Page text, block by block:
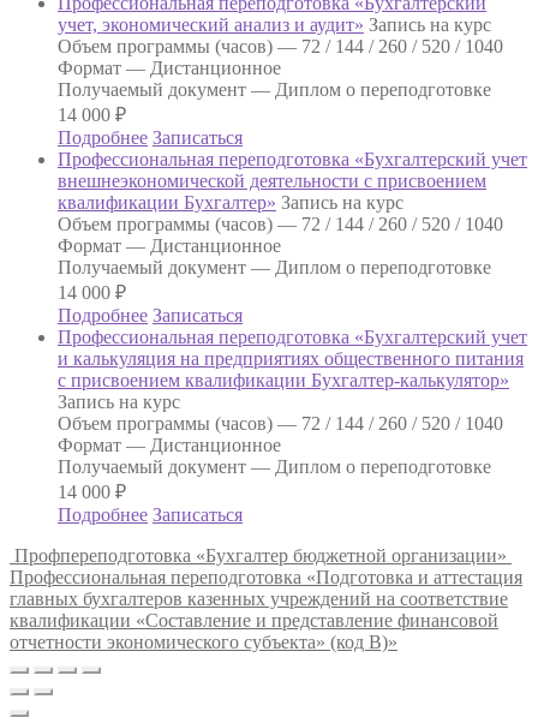
учет, экономический анализ и аудит» Запись на курс
Объем программы (часов) — 72 / 144 / 260 / 520 / 1040
Формат — Дистанционное
Получаемый документ — Диплом о переподготовке
14 000 ₽
Подробнее Записаться
Профессиональная переподготовка «Бухгалтерский учет
внешнеэкономической деятельности с присвоением
квалификации Бухгалтер» Запись на курс
Объем программы (часов) — 72 / 144 / 260 / 520 / 1040
Формат — Дистанционное
Получаемый документ — Диплом о переподготовке
14 000 ₽
Подробнее Записаться
Профессиональная переподготовка «Бухгалтерский учет
и калькуляция на предприятиях общественного питания
с присвоением квалификации Бухгалтер-калькулятор»
Запись на курс
Объем программы (часов) — 72 / 144 / 260 / 520 / 1040
Формат — Дистанционное
Получаемый документ — Диплом о переподготовке
14 000 ₽
Подробнее Записаться
Профпереподготовка «Бухгалтер бюджетной организации»
Профессиональная переподготовка «Подготовка и аттестация
главных бухгалтеров казенных учреждений на соответствие
квалификации «Составление и представление финансовой
отчетности экономического субъекта» (код В)»